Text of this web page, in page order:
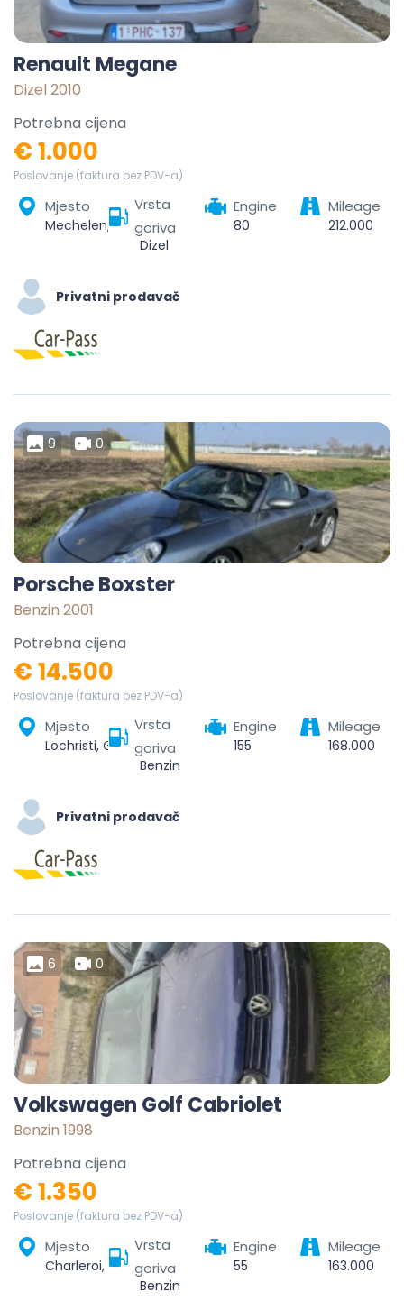
Renault Megane
Dizel 2010
Potrebna cijena
€ 1.000
Poslovanje (faktura bez PDV-a)
Mjesto
Mechelen, Antwerp, Flanders, Belgium
Vrsta
goriva
Dizel
Engine
80
Mileage
212.000
Privatni prodavač
9 0
Porsche Boxster
Benzin 2001
Potrebna cijena
€ 14.500
Poslovanje (faktura bez PDV-a)
Mjesto
Lochristi, Gent, Oost-Vlaanderen, Vlaanderen, België
Vrsta
goriva
Benzin
Engine
155
Mileage
168.000
Privatni prodavač
6 0
Volkswagen Golf Cabriolet
Benzin 1998
Potrebna cijena
€ 1.350
Poslovanje (faktura bez PDV-a)
Mjesto
Charleroi, Hainaut, Wallonie, Belgique
Vrsta
goriva
Benzin
Engine
55
Mileage
163.000